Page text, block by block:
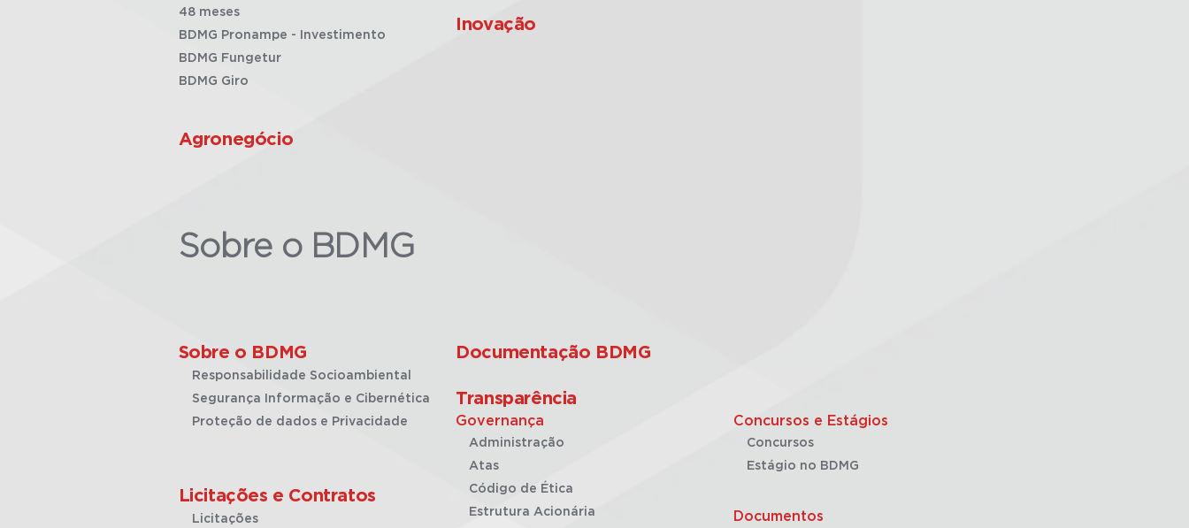
48 meses
BDMG Pronampe - Investimento
BDMG Fungetur
BDMG Giro
Agronegócio
Inovação
Sobre o BDMG
Sobre o BDMG
Responsabilidade Socioambiental
Segurança Informação e Cibernética
Proteção de dados e Privacidade
Licitações e Contratos
Licitações
Documentação BDMG
Transparência
Governança
Administração
Atas
Código de Ética
Estrutura Acionária
Concursos e Estágios
Concursos
Estágio no BDMG
Documentos